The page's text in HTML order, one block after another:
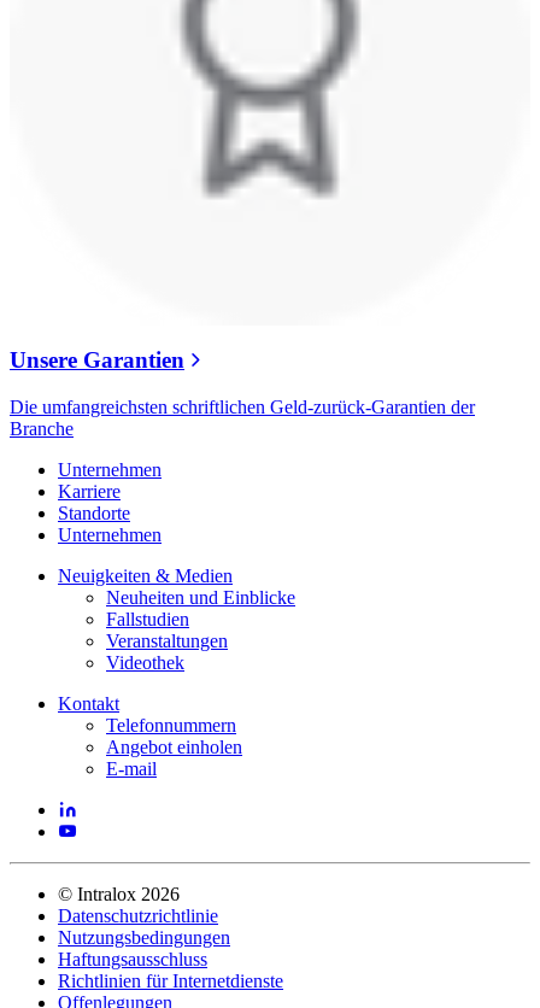
Unsere Garantien
Die umfangreichsten schriftlichen Geld-zurück-Garantien der
Branche
Unternehmen
Karriere
Standorte
Unternehmen
Neuigkeiten & Medien
Neuheiten und Einblicke
Fallstudien
Veranstaltungen
Videothek
Kontakt
Telefonnummern
Angebot einholen
E-mail
© Intralox 2026
Datenschutzrichtlinie
Nutzungsbedingungen
Haftungsausschluss
Richtlinien für Internetdienste
Offenlegungen